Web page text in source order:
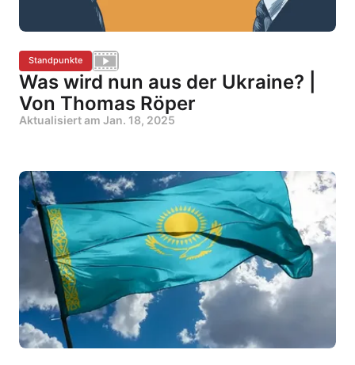
Standpunkte
Was wird nun aus der Ukraine? |
Von Thomas Röper
Aktualisiert am Jan. 18, 2025